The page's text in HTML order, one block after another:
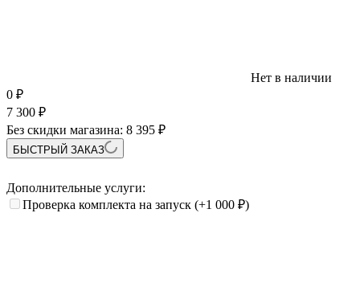
Нет в наличии
0 ₽
7 300 ₽
Без скидки магазина: 8 395 ₽
БЫСТРЫЙ ЗАКАЗ
Дополнительные услуги:
Проверка комплекта на запуск (+1 000 ₽)